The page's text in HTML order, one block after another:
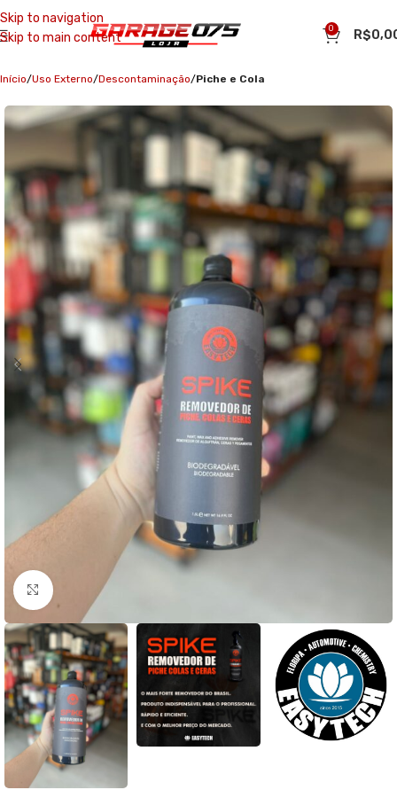
Skip to navigation
Skip to main content
0 R$
Início Uso Externo Descontaminação Piche e Cola
Clique para ampliar